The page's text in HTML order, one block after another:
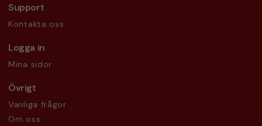
Support
Kontakta oss
Logga in
Mina sidor
Övrigt
Vanliga frågor
Om oss